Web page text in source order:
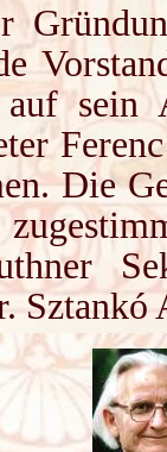
auf
Die
Sztankó